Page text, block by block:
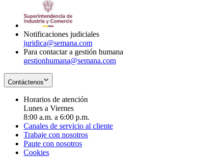
Notificaciones judiciales
juridica@semana.com
Para contactar a gestión humana
gestionhumana@semana.com
Contáctenos
Horarios de atención
Lunes a Viernes
8:00 a.m. a 6:00 p.m.
Canales de servicio al cliente
Trabaje con nosotros
Paute con nosotros
Cookies